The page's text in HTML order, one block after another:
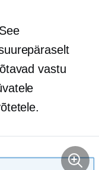
vastu